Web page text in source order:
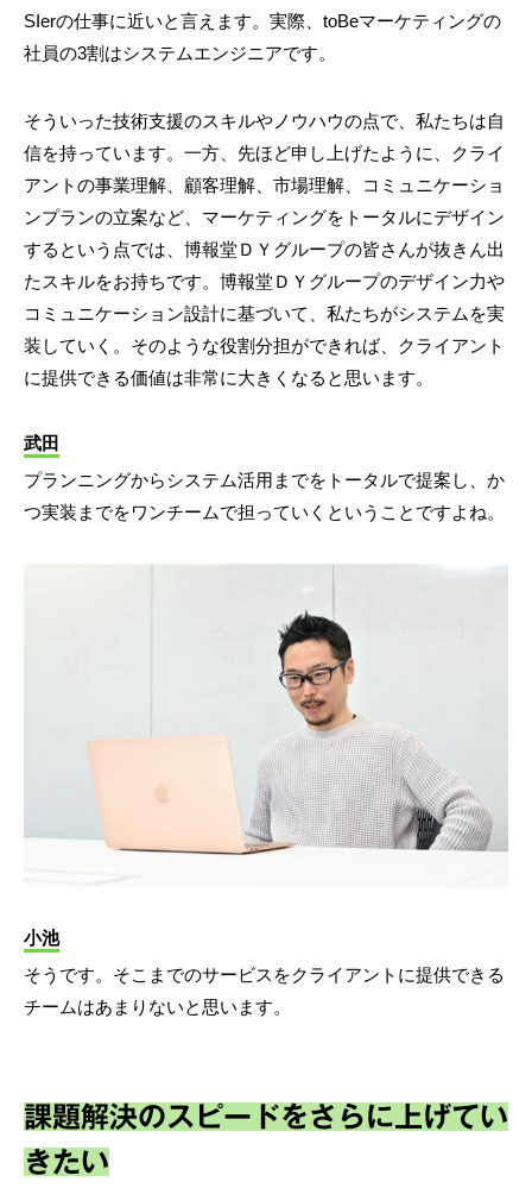
SIerの仕事に近いと言えます。実際、toBeマーケティングの
社員の3割はシステムエンジニアです。
そういった技術支援のスキルやノウハウの点で、私たちは自
信を持っています。一方、先ほど申し上げたように、クライ
アントの事業理解、顧客理解、市場理解、コミュニケーショ
ンプランの立案など、マーケティングをトータルにデザイン
するという点では、博報堂ＤＹグループの皆さんが抜きん出
たスキルをお持ちです。博報堂ＤＹグループのデザイン力や
コミュニケーション設計に基づいて、私たちがシステムを実
装していく。そのような役割分担ができれば、クライアント
に提供できる価値は非常に大きくなると思います。
武田
プランニングからシステム活用までをトータルで提案し、か
つ実装までをワンチームで担っていくということですよね。
小池
そうです。そこまでのサービスをクライアントに提供できる
チームはあまりないと思います。
課題解決のスピードをさらに上げてい
きたい